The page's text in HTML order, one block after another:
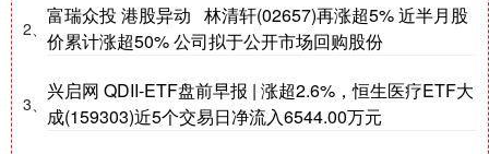
2、
富瑞众投 港股异动 林清轩(02657)再涨超5% 近半月股
价累计涨超50% 公司拟于公开市场回购股份
3、
兴启网 QDII-ETF盘前早报 | 涨超2.6%，恒生医疗ETF大
成(159303)近5个交易日净流入6544.00万元